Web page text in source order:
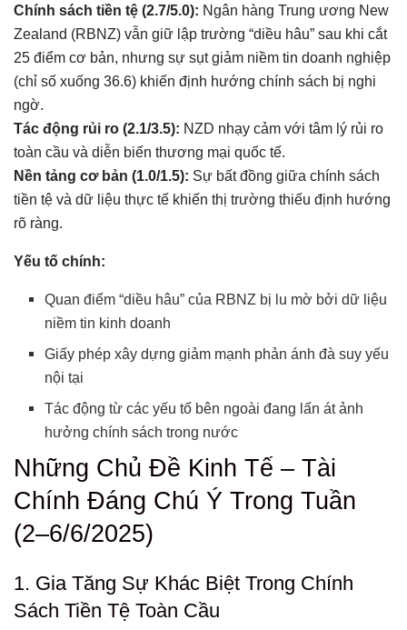
Chính sách tiền tệ (2.7/5.0): Ngân hàng Trung ương New
Zealand (RBNZ) vẫn giữ lập trường “diều hâu” sau khi cắt
25 điểm cơ bản, nhưng sự sụt giảm niềm tin doanh nghiệp
(chỉ số xuống 36.6) khiến định hướng chính sách bị nghi
ngờ.
Tác động rủi ro (2.1/3.5): NZD nhạy cảm với tâm lý rủi ro
toàn cầu và diễn biến thương mại quốc tế.
Nền tảng cơ bản (1.0/1.5): Sự bất đồng giữa chính sách
tiền tệ và dữ liệu thực tế khiến thị trường thiếu định hướng
rõ ràng.
Yếu tố chính:
Quan điểm “diều hâu” của RBNZ bị lu mờ bởi dữ liệu
niềm tin kinh doanh
Giấy phép xây dựng giảm mạnh phản ánh đà suy yếu
nội tại
Tác động từ các yếu tố bên ngoài đang lấn át ảnh
hưởng chính sách trong nước
Những Chủ Đề Kinh Tế – Tài
Chính Đáng Chú Ý Trong Tuần
(2–6/6/2025)
1. Gia Tăng Sự Khác Biệt Trong Chính
Sách Tiền Tệ Toàn Cầu